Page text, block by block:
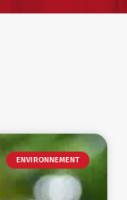
ENVIRONNEMENT